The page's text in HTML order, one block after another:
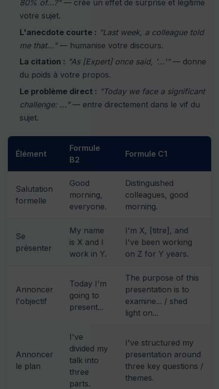
80% of...?"— crée un effet de surprise et légitime
votre sujet.
L'anecdote courte : "Last week, a colleague told
me that..."— humanise votre discours.
La citation : "As [Expert] once said, '...'"— donne
du poids à votre propos.
Le problème direct : "Today we face a significant
challenge: ..."— entre directement dans le vif du
sujet.
Élément
Formule
B2
Formule C1
Salutation
formelle
Good
morning,
everyone.
Distinguished
colleagues, good
morning.
Se
présenter
My name
is X and I
work in Y.
I'm X, [titre], and
I've been working
on Z for Y years.
Annoncer
l'objectif
Today I'm
going to
present...
The purpose of this
presentation is to
examine... / shed
light on...
Annoncer
le plan
I've
divided my
talk into
three
parts.
I've structured my
presentation around
three key questions /
themes.